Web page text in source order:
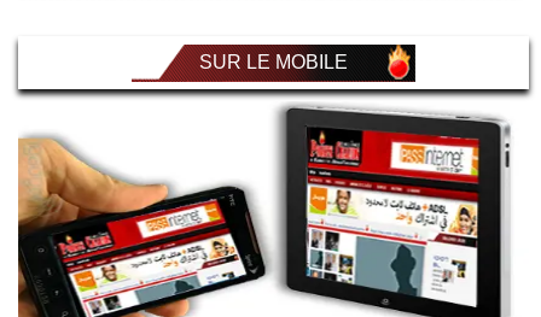
SUR LE MOBILE